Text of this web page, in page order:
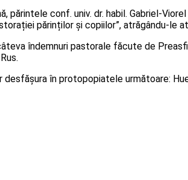
conf. univ. dr. habil. Gabriel-
părinților și copiilor”, atrăgându-
îndemnuri pastorale făcute de
în protopopiatele următoare: